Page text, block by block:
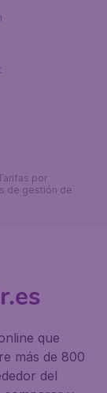
por
de gestión de
que
más de 800
del